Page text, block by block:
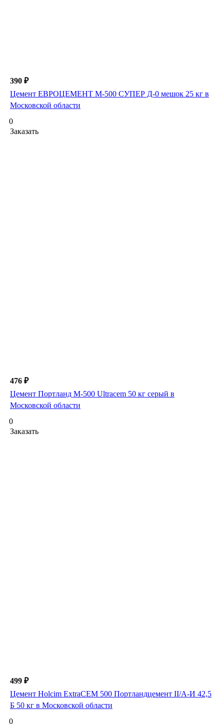
390 ₽
Цемент ЕВРОЦЕМЕНТ М-500 СУПЕР Д-0 мешок 25 кг в
Московской области
0
Заказать
476 ₽
Цемент Портланд М-500 Ultracem 50 кг серый в
Московской области
0
Заказать
499 ₽
Цемент Holcim ExtraCEM 500 Портландцемент II/А-И 42,5
Б 50 кг в Московской области
0